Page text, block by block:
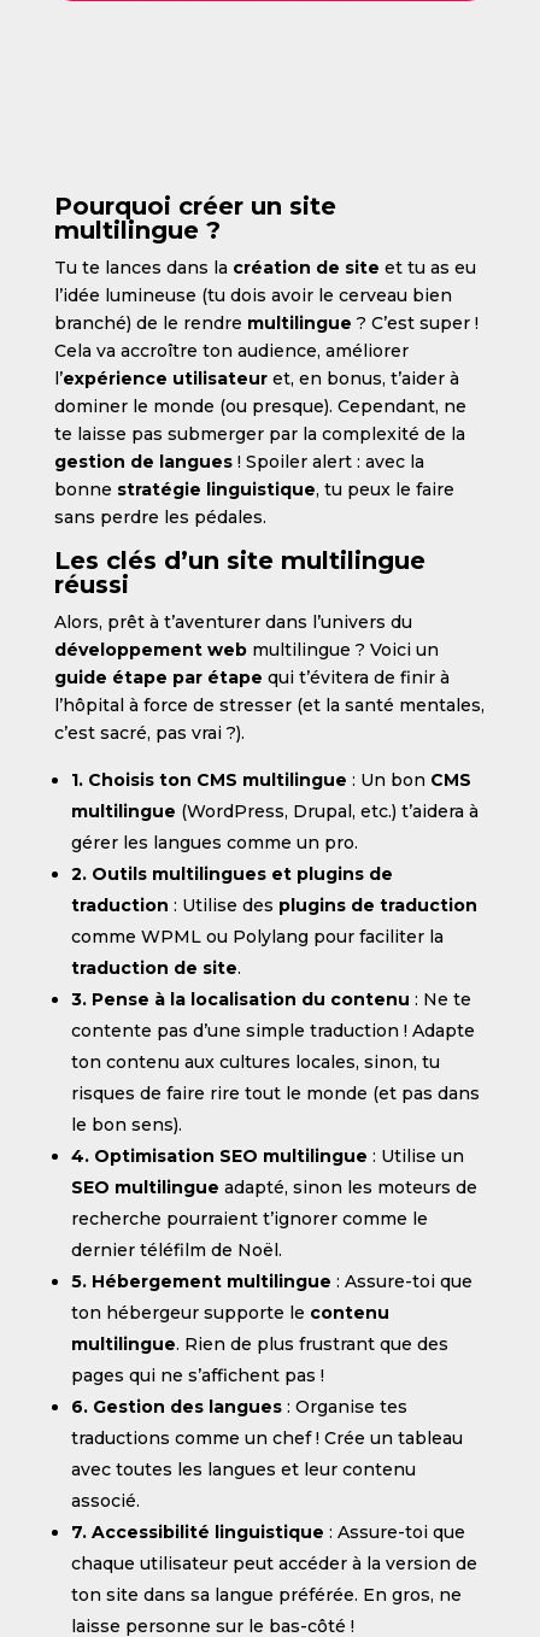
Pourquoi créer un site
multilingue ?
Tu te lances dans la création de site et tu as eu
l’idée lumineuse (tu dois avoir le cerveau bien
branché) de le rendre multilingue ? C’est super !
Cela va accroître ton audience, améliorer
l’expérience utilisateuret, en bonus, t’aider à
dominer le monde (ou presque). Cependant, ne
te laisse pas submerger par la complexité de la
gestion de langues! Spoiler alert : avec la
bonne stratégie linguistique, tu peux le faire
sans perdre les pédales.
Les clés d’un site multilingue
réussi
Alors, prêt à t’aventurer dans l’univers du
développement webmultilingue ? Voici un
guide étape par étape qui t’évitera de finir à
l’hôpital à force de stresser (et la santé mentales,
c’est sacré, pas vrai ?).
1. Choisis ton CMS multilingue : Un bon CMS
multilingue (WordPress, Drupal, etc.) t’aidera à
gérer les langues comme un pro.
2. Outils multilingues et plugins de
traduction : Utilise des plugins de traduction
comme WPML ou Polylang pour faciliter la
traduction de site.
3. Pense à la localisation du contenu : Ne te
contente pas d’une simple traduction ! Adapte
ton contenu aux cultures locales, sinon, tu
risques de faire rire tout le monde (et pas dans
le bon sens).
4. Optimisation SEO multilingue : Utilise un
SEO multilingue adapté, sinon les moteurs de
recherche pourraient t’ignorer comme le
dernier téléfilm de Noël.
5. Hébergement multilingue : Assure-toi que
ton hébergeur supporte le contenu
multilingue. Rien de plus frustrant que des
pages qui ne s’affichent pas !
6. Gestion des langues: Organise tes
traductions comme un chef ! Crée un tableau
avec toutes les langues et leur contenu
associé.
7. Accessibilité linguistique : Assure-toi que
chaque utilisateur peut accéder à la version de
ton site dans sa langue préférée. En gros, ne
laisse personne sur le bas-côté !